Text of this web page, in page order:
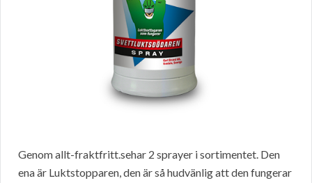
Genom allt-fraktfritt.sehar 2 sprayer i sortimentet. Den
ena är Luktstopparen, den är så hudvänlig att den fungerar